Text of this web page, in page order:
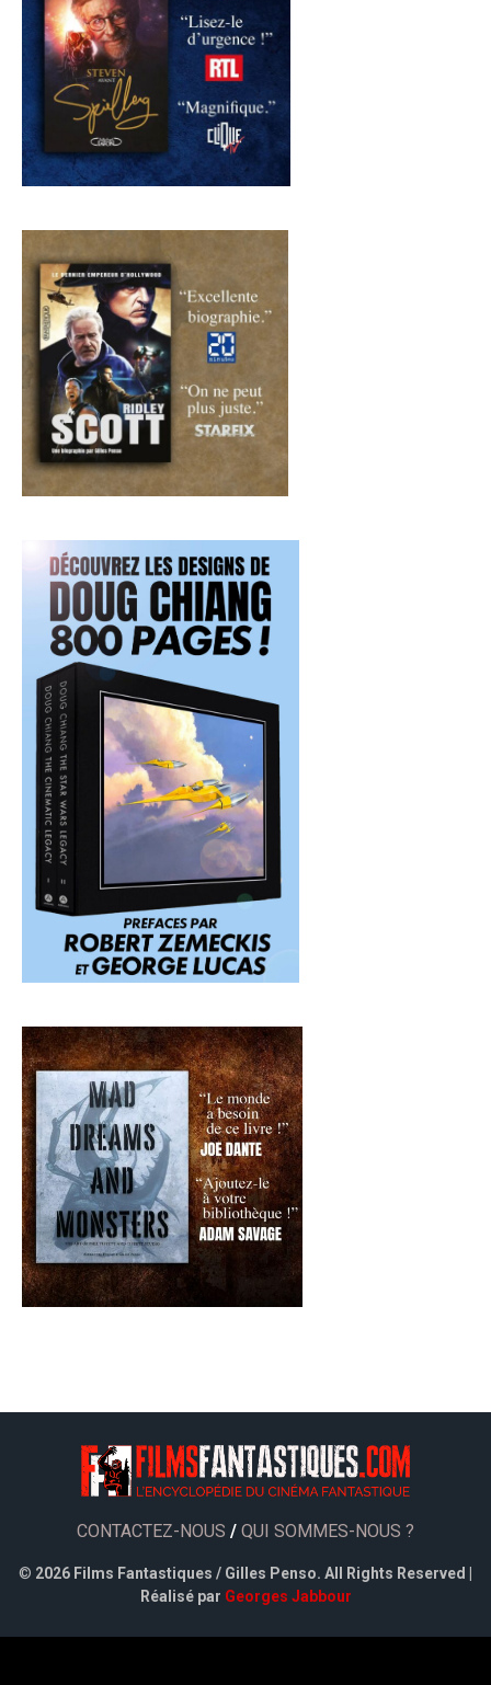
CONTACTEZ-NOUS / QUI SOMMES-NOUS ?
© 2026 Films Fantastiques / Gilles Penso. All Rights Reserved |
Réalisé par Georges Jabbour